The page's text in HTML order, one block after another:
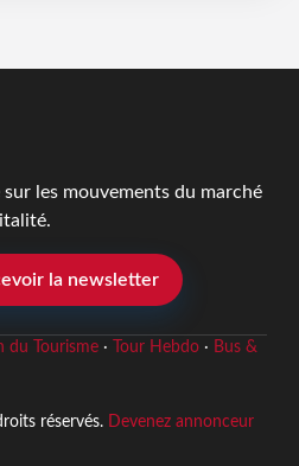
les mouvements du marché
la newsletter
du Tourisme· Tour Hebdo· Bus &
réservés. Devenez annonceur